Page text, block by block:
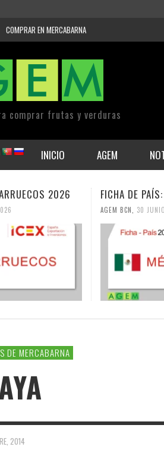
COMPRAR EN MERCABARNA
comprar frutas y verduras
INICIO AGEM
2026 FICHA DE
AGEM BCN 30
DE MERCABARNA
2014